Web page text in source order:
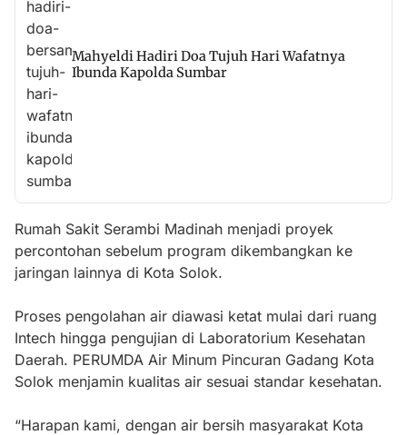
Mahyeldi Hadiri Doa Tujuh Hari Wafatnya
Ibunda Kapolda Sumbar
Rumah Sakit Serambi Madinah menjadi proyek
percontohan sebelum program dikembangkan ke
jaringan lainnya di Kota Solok.
Proses pengolahan air diawasi ketat mulai dari ruang
Intech hingga pengujian di Laboratorium Kesehatan
Daerah. PERUMDA Air Minum Pincuran Gadang Kota
Solok menjamin kualitas air sesuai standar kesehatan.
“Harapan kami, dengan air bersih masyarakat Kota